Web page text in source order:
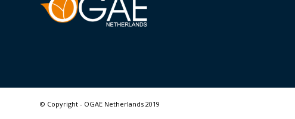
© Copyright - OGAE Netherlands 2019